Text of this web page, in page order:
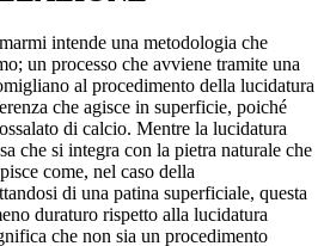
intende una metodologia che
un processo che avviene tramite una
al procedimento della lucidatura
che agisce in superficie, poiché
di calcio. Mentre la lucidatura
che si integra con la pietra naturale che
come, nel caso della
di una patina superficiale, questa
duraturo rispetto alla lucidatura
che non sia un procedimento